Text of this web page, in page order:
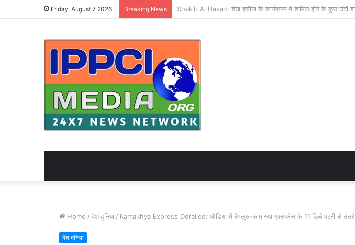
Friday, August 7 2026 Breaking News
Home / देश दुनिया / Kamakhya Express Derailed: ओडिशा में बेंगलुरु-कामाख्या एक्सप्रेस के 11 डिब्बे पटरी से उतरे
देश दुनिया